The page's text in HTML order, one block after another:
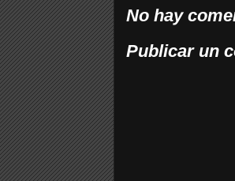
No hay
Publicar un